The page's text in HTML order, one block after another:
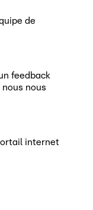
de
feedback
nous
internet